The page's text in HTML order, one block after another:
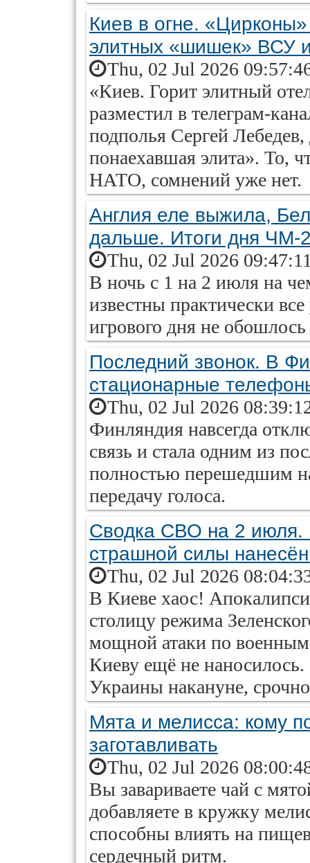
Киев в огне.
элитных «шишек» ВСУ
Thu, 02 Jul 2026
«Киев. Горит элитный
разместил в телеграм-
подполья Сергей
понаехавшая элита». То,
НАТО, сомнений уже нет.
Англия еле выжила,
дальше. Итоги дня ЧМ-
Thu, 02 Jul 2026
В ночь с 1 на 2 июля на
известны практически
игрового дня не обошлось
Последний звонок. В
стационарные
Thu, 02 Jul 2026
Финляндия навсегда
связь и стала одним из
полностью перешедшим
передачу голоса.
Сводка СВО на 2 июля.
страшной силы
Thu, 02 Jul 2026
В Киеве хаос!
столицу режима
мощной атаки по
Киеву ещё не
Украины накануне, срочно
Мята и мелисса: кому
заготавливать
Thu, 02 Jul 2026
Вы завариваете чай с
добавляете в кружку
способны влиять на
сердечный ритм.